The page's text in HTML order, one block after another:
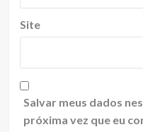
Site
Salvar meus dados
próxima vez que eu